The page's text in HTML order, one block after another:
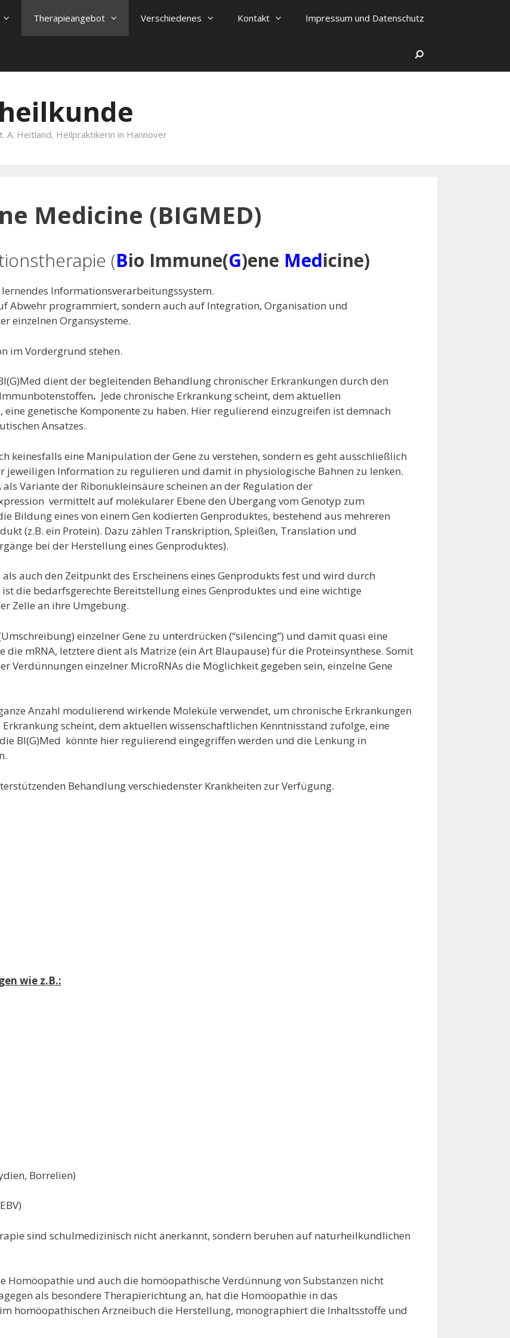
Therapieangebot Verschiedenes Kontakt Impressum und Datenschutz
Search
A. Heitland, Heilpraktikerin in Hannover
Medicine (BIGMED)
(Bio Immune(G)ene Medicine)
Informationsverarbeitungssystem.
Abwehr programmiert, sondern auch auf Integration, Organisation und
einzelnen Organsysteme.
im Vordergrund stehen.
dient der begleitenden Behandlung chronischer Erkrankungen durch den
. Jede chronische Erkrankung scheint, dem aktuellen
genetische Komponente zu haben. Hier regulierend einzugreifen ist demnach
Ansatzes.
keinesfalls eine Manipulation der Gene zu verstehen, sondern es geht ausschließlich
jeweiligen Information zu regulieren und damit in physiologische Bahnen zu lenken.
Variante der Ribonukleinsäure scheinen an der Regulation der
vermittelt auf molekularer Ebene den Übergang vom Genotyp zum
Bildung eines von einem Gen kodierten Genproduktes, bestehend aus mehreren
(z.B. ein Protein). Dazu zählen Transkription, Spleißen, Translation und
bei der Herstellung eines Genproduktes).
auch den Zeitpunkt des Erscheinens eines Genprodukts fest und wird durch
die bedarfsgerechte Bereitstellung eines Genproduktes und eine wichtige
Zelle an ihre Umgebung.
einzelner Gene zu unterdrücken (“silencing”) und damit quasi eine
die mRNA, letztere dient als Matrize (ein Art Blaupause) für die Proteinsynthese. Somit
Verdünnungen einzelner MicroRNAs die Möglichkeit gegeben sein, einzelne Gene
Anzahl modulierend wirkende Moleküle verwendet, um chronische Erkrankungen
scheint, dem aktuellen wissenschaftlichen Kenntnisstand zufolge, eine
BI(G)Med könnte hier regulierend eingegriffen werden und die Lenkung in
Behandlung verschiedenster Krankheiten zur Verfügung.
wie z.B.:
Borrelien)
sind schulmedizinisch nicht anerkannt, sondern beruhen auf naturheilkundlichen
Homöopathie und auch die homöopathische Verdünnung von Substanzen nicht
als besondere Therapierichtung an, hat die Homöopathie in das
homöopathischen Arzneibuch die Herstellung, monographiert die Inhaltsstoffe und